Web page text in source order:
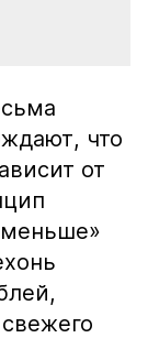
что
от